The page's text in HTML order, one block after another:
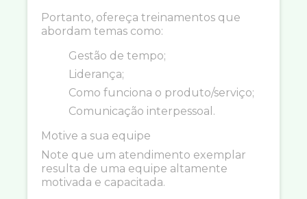
Portanto, ofereça treinamentos que
abordam temas como:
Gestão de tempo;
Liderança;
Como funciona o produto/serviço;
Comunicação interpessoal.
Motive a sua equipe
Note que um atendimento exemplar
resulta de uma equipe altamente
motivada e capacitada.